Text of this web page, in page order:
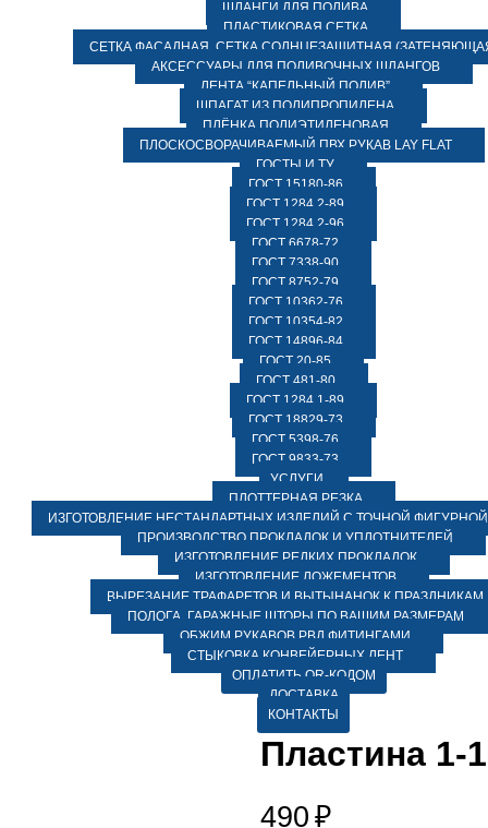
ШЛАНГИ ДЛЯ ПОЛИВА
ПЛАСТИКОВАЯ СЕТКА
СЕТКА ФАСАДНАЯ. СЕТКА СОЛНЦЕЗАЩИТНАЯ
АКСЕССУАРЫ ДЛЯ ПОЛИВОЧНЫХ ШЛАНГОВ
ЛЕНТА “КАПЕЛЬНЫЙ ПОЛИВ”
ШПАГАТ ИЗ ПОЛИПРОПИЛЕНА
ПЛЁНКА ПОЛИЭТИЛЕНОВАЯ
ПЛОСКОСВОРАЧИВАЕМЫЙ ПВХ РУКАВ LAY FLAT
ГОСТЫ И ТУ
ГОСТ 15180-86
ГОСТ 1284.2-89
ГОСТ 1284.2-96
ГОСТ 6678-72
ГОСТ 7338-90
ГОСТ 8752-79
ГОСТ 10362-76
ГОСТ 10354-82
ГОСТ 14896-84
ГОСТ 20-85
ГОСТ 481-80
ГОСТ 1284.1-89
ГОСТ 18829-73
ГОСТ 5398-76
ГОСТ 9833-73
УСЛУГИ
ПЛОТТЕРНАЯ РЕЗКА
ИЗГОТОВЛЕНИЕ НЕСТАНДАРТНЫХ ИЗДЕЛИЙ С ТОЧНОЙ ФИГУРНОЙ
ПРОИЗВОДСТВО ПРОКЛАДОК И УПЛОТНИТЕЛЕЙ
ИЗГОТОВЛЕНИЕ РЕДКИХ ПРОКЛАДОК
ИЗГОТОВЛЕНИЕ ЛОЖЕМЕНТОВ
ВЫРЕЗАНИЕ ТРАФАРЕТОВ И ВЫТЫНАНОК К ПРАЗДНИКАМ
ПОЛОГА, ГАРАЖНЫЕ ШТОРЫ ПО ВАШИМ РАЗМЕРАМ
ОБЖИМ РУКАВОВ РВД ФИТИНГАМИ
СТЫКОВКА КОНВЕЙЕРНЫХ ЛЕНТ
ОПЛАТИТЬ QR-КОДОМ
ДОСТАВКА
КОНТАКТЫ
Пластина 1-
490 ₽